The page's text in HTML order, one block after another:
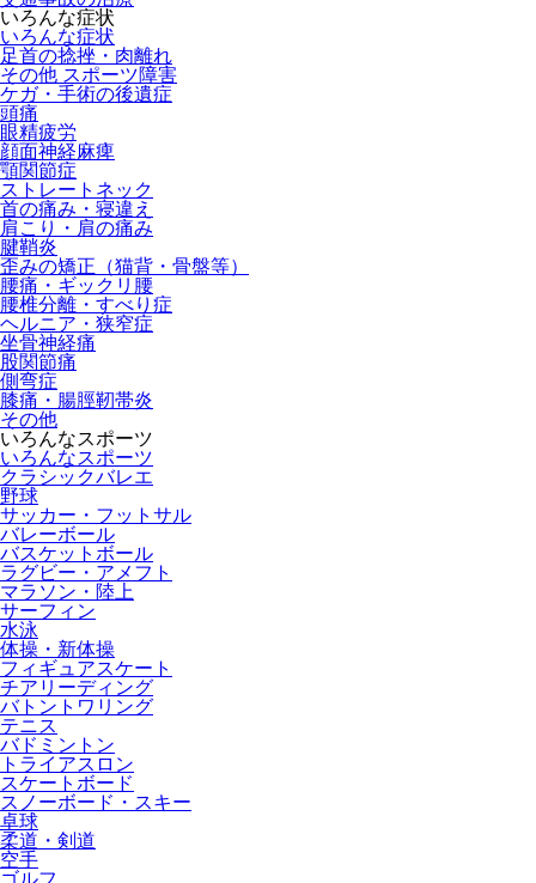
いろんな症状
いろんな症状
足首の捻挫・肉離れ
その他 スポーツ障害
ケガ・手術の後遺症
頭痛
眼精疲労
顔面神経麻痺
顎関節症
ストレートネック
首の痛み・寝違え
肩こり・肩の痛み
腱鞘炎
歪みの矯正（猫背・骨盤等）
腰痛・ギックリ腰
腰椎分離・すべり症
ヘルニア・狭窄症
坐骨神経痛
股関節痛
側弯症
膝痛・腸脛靭帯炎
その他
いろんなスポーツ
いろんなスポーツ
クラシックバレエ
野球
サッカー・フットサル
バレーボール
バスケットボール
ラグビー・アメフト
マラソン・陸上
サーフィン
水泳
体操・新体操
フィギュアスケート
チアリーディング
バトントワリング
テニス
バドミントン
トライアスロン
スケートボード
スノーボード・スキー
卓球
柔道・剣道
空手
ゴルフ